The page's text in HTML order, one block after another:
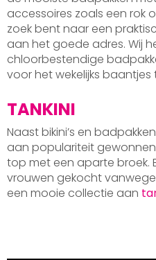
accessoires zoals een rok
zoek bent naar een
aan het goede adres. Wij
chloorbestendige
voor het wekelijks baantjes
TANKINI
Naast bikini’s en
aan populariteit
top met een aparte broek.
vrouwen gekocht
een mooie collectie aan